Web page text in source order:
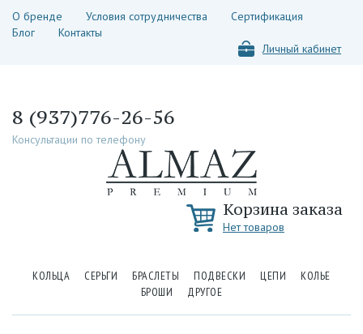
О бренде Условия сотрудничества
Сертификация
Блог
Контакты
Личный кабинет
8 (937)776-26-56
Консультации по телефону
Корзина заказа
Нет товаров
КОЛЬЦА СЕРЬГИ БРАСЛЕТЫ ПОДВЕСКИ ЦЕПИ
КОЛЬЕ
БРОШИ
ДРУГОЕ